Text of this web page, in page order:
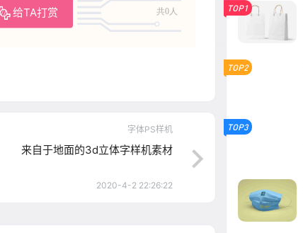
给TA打赏 共0人
字体PS样机
来自于地面的3d立体字样机素材
2020-4-2 22:26:22
TOP1
TOP2
TOP3